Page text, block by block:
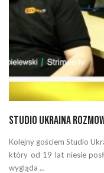
Studio Ukraina
Kolejny gościem Studio
który od 19 lat niesie
wygląda ...